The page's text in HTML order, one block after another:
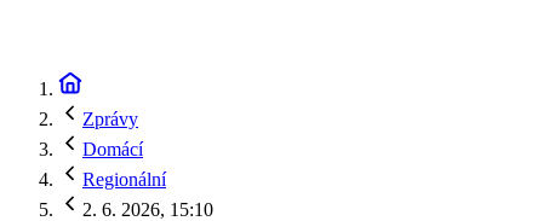
Zprávy
Domácí
Regionální
2. 6. 2026, 15:10